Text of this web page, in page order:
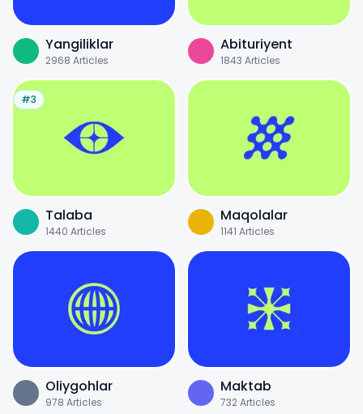
Yangiliklar
2968 Articles
Abituriyent
1843 Articles
#3
Talaba
1440 Articles
Maqolalar
1141 Articles
Oliygohlar
978 Articles
Maktab
732Articles